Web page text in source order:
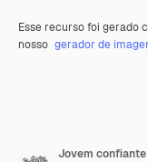
Esse recurso foi gerado
nosso gerador de
Jovem